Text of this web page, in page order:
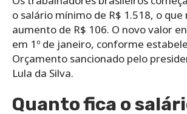
o salário mínimo de R$ 1.518, o
aumento de R$ 106. O novo valor
em 1º de janeiro, conforme
Orçamento sancionado pelo
Lula da Silva.
Quanto fica o